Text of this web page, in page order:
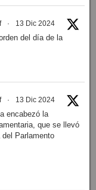
· 13 Dic 2024
del día de la
· 13 Dic 2024
encabezó la
que se llevó
Parlamento